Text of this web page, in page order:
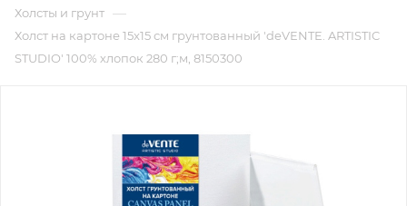
Холсты и грунт —
Холст на картоне 15x15 см грунтованный 'deVENTE. ARTISTIC
STUDIO' 100% хлопок 280 г;м, 8150300